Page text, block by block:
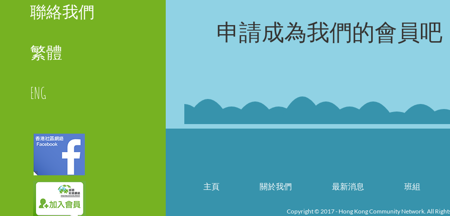
聯絡我們
繁體
ENG
Facebook
申請成為我們的會員吧
主頁 關於我們 最新消息 班組
Copyright © 2017 - Hong Kong Community Network. All